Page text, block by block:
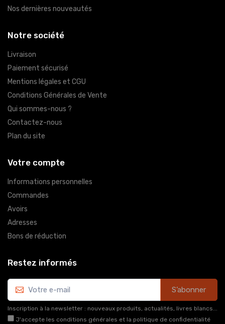
Nos dernières nouveautés
Notre société
Livraison
Paiement sécurisé
Mentions légales et CGU
Conditions Générales de Vente
Qui sommes-nous ?
Contactez-nous
Plan du site
Votre compte
Informations personnelles
Commandes
Avoirs
Adresses
Bons de réduction
Restez informés
S’abonner
Inscription à la newsletter : nouveaux produits, actualités, livres blancs...
J'accepte les conditions générales et la politique de confidentialité